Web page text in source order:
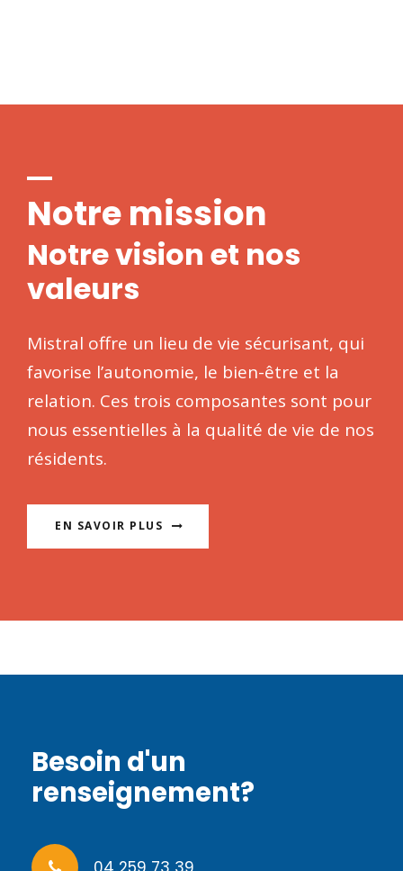
Notre mission
Notre vision et nos
valeurs
Mistral offre un lieu de vie sécurisant, qui
favorise l’autonomie, le bien-être et la
relation. Ces trois composantes sont pour
nous essentielles à la qualité de vie de nos
résidents.
EN SAVOIR PLUS
Besoin d'un
renseignement?